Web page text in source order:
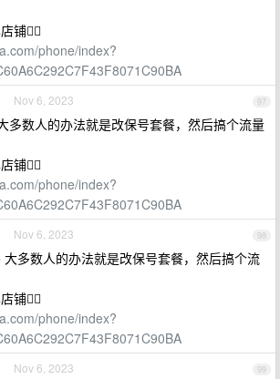
铺👇🏻
phone/index?
97
Nov 6, 2023
多数人的办法就是改保号套餐，然后搞个流量
铺👇🏻
phone/index?
98
Nov 6, 2023
大多数人的办法就是改保号套餐，然后搞个流
铺👇🏻
phone/index?
99
Nov 6, 2023